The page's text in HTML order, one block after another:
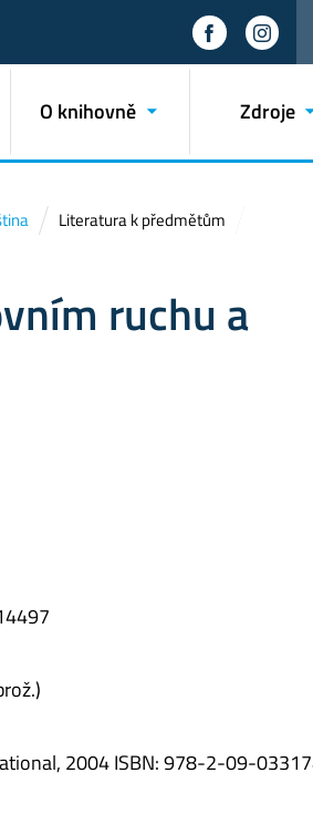
O knihovně Zdroje
Literatura k předmětům
ruchu a
2004 ISBN: 978-2-09-